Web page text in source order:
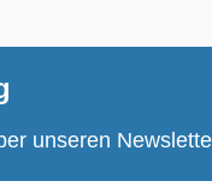
unseren